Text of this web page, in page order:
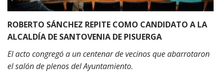
ROBERTO SÁNCHEZ REPITE COMO CANDIDATO A LA
ALCALDÍA DE SANTOVENIA DE PISUERGA
El acto congregó a un centenar de vecinos que abarrotaron
el salón de plenos del Ayuntamiento.